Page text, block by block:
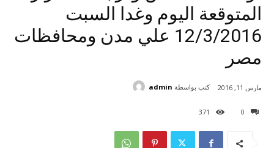
المتوقعة اليوم وغدا السبت
12/3/2016 علي مدن ومحافظات
مصر
0
371
مارس 11, 2016 كتب بواسطة admin